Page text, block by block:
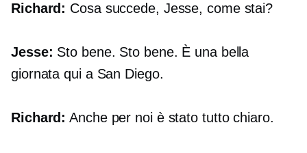
Richard: Cosa succede, Jesse, come stai?
Jesse: Sto bene. Sto bene. È una bella
giornata qui a San Diego.
Richard: Anche per noi è stato tutto chiaro.